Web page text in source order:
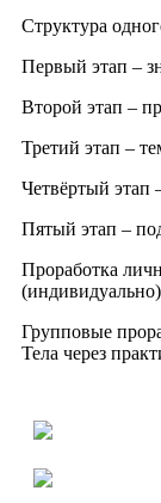
Структура
Первый этап –
Второй этап –
Третий этап –
Четвёртый этап
Пятый этап –
Проработка
Групповые
Тела через